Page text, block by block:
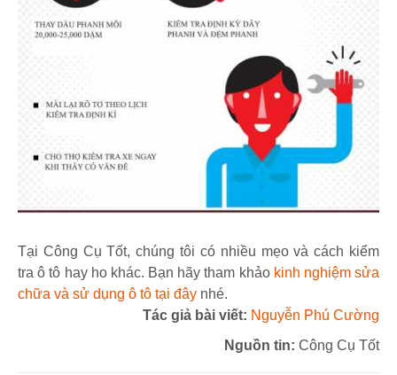
Tại Công Cụ Tốt, chúng tôi có nhiều mẹo và cách kiểm
tra ô tô hay ho khác. Bạn hãy tham khảo kinh nghiệm sửa
chữa và sử dụng ô tô tại đây nhé.
Tác giả bài viết: Nguyễn Phú Cường
Nguồn tin: Công Cụ Tốt